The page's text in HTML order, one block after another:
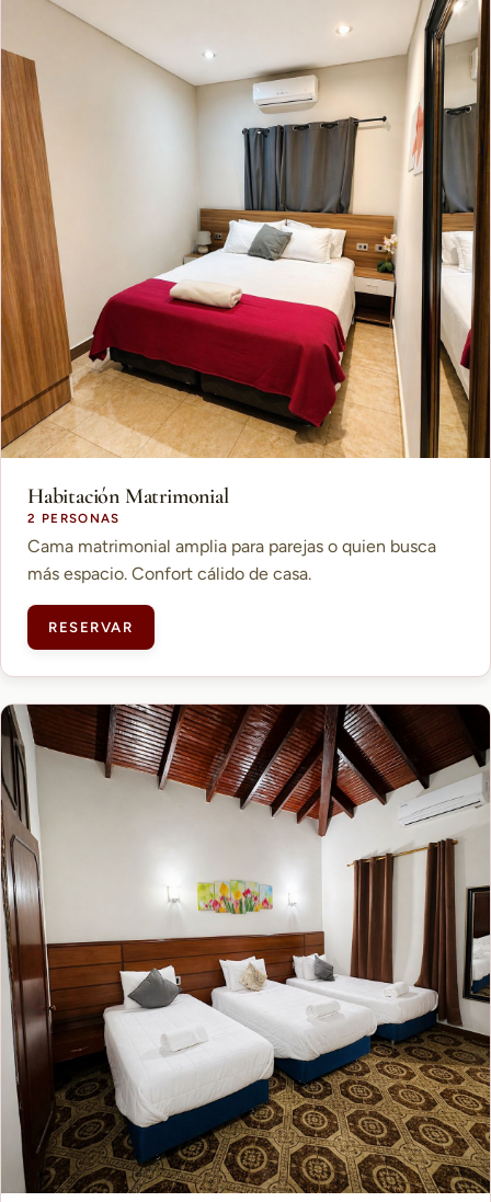
Habitación Matrimonial
2 PERSONAS
Cama matrimonial amplia para parejas o quien busca
más espacio. Confort cálido de casa.
RESERVAR